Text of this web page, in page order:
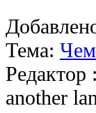
Тема:
Редактор :
another